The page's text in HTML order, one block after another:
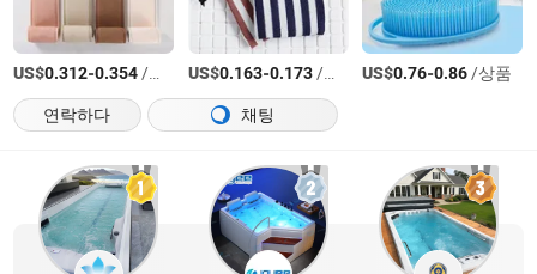
US$0.312-0.354/상품 US$0.163-0.173/상품 US$0.76-0.86/상품
연락하다
채팅